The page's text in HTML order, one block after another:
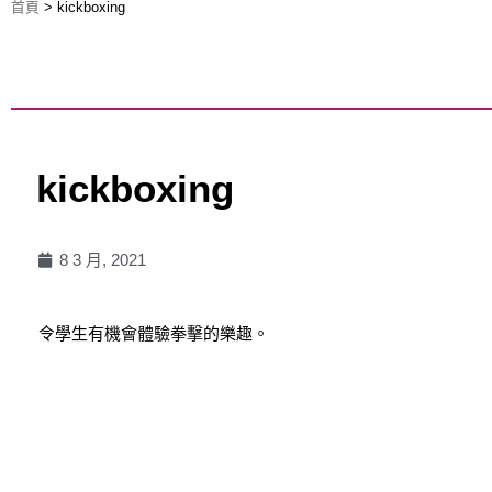
首頁 > kickboxing
kickboxing
8 3 月, 2021
令學生有機會體驗拳擊的樂趣。